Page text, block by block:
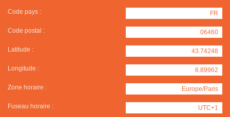
Code pays : FR
Code postal : 06460
Latitude : 43.74248
Longitude : 6.89962
Zone horaire : Europe/Paris
Fuseau horaire : UTC+1